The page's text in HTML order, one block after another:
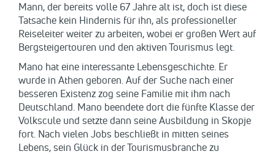
Mann, der bereits volle 67 Jahre alt ist, doch ist diese
Tatsache kein Hindernis für ihn, als professioneller
Reiseleiter weiter zu arbeiten, wobei er großen Wert auf
Bergsteigertouren und den aktiven Tourismus legt.
Mano hat eine interessante Lebensgeschichte. Er
wurde in Athen geboren. Auf der Suche nach einer
besseren Existenz zog seine Familie mit ihm nach
Deutschland. Mano beendete dort die fünfte Klasse der
Volkscule und setzte dann seine Ausbildung in Skopje
fort. Nach vielen Jobs beschließt in mitten seines
Lebens, sein Glück in der Tourismusbranche zu